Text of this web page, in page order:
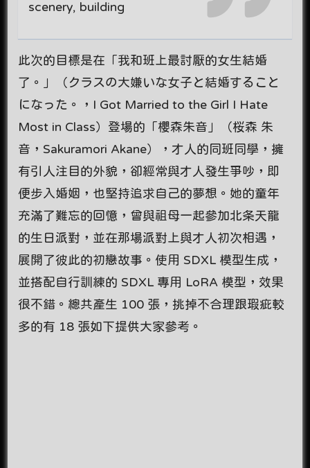
scenery, building
此次的目標是在「我和班上最討厭的女生結婚
了。」（クラスの大嫌いな女子と結婚すること
になった。，I Got Married to the Girl I Hate
Most in Class）登場的「櫻森朱音」（桜森 朱
音，Sakuramori Akane），才人的同班同學，擁
有引人注目的外貌，卻經常與才人發生爭吵，即
便步入婚姻，也堅持追求自己的夢想。她的童年
充滿了難忘的回憶，曾與祖母一起參加北条天龍
的生日派對，並在那場派對上與才人初次相遇，
展開了彼此的初戀故事。使用 SDXL 模型生成，
並搭配自行訓練的 SDXL 專用 LoRA 模型，效果
很不錯。總共產生 100 張，挑掉不合理跟瑕疵較
多的有 18 張如下提供大家參考。